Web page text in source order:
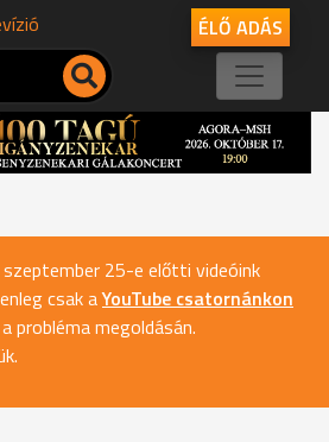
ÉLŐ ADÁS
25-e előtti videóink
csak aYouTube csatornánkon
probléma megoldásán.